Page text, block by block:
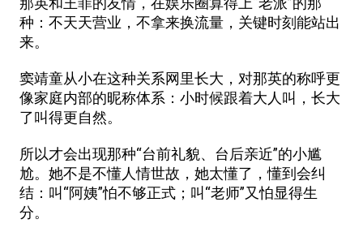
种：不天天营业，不拿来换流量，关键时刻能站出
来。
窦靖童从小在这种关系网里长大，对那英的称呼更
像家庭内部的昵称体系：小时候跟着大人叫，长大
了叫得更自然。
所以才会出现那种“台前礼貌、台后亲近”的小尴
尬。她不是不懂人情世故，她太懂了，懂到会纠
结：叫“阿姨”怕不够正式；叫“老师”又怕显得生
分。